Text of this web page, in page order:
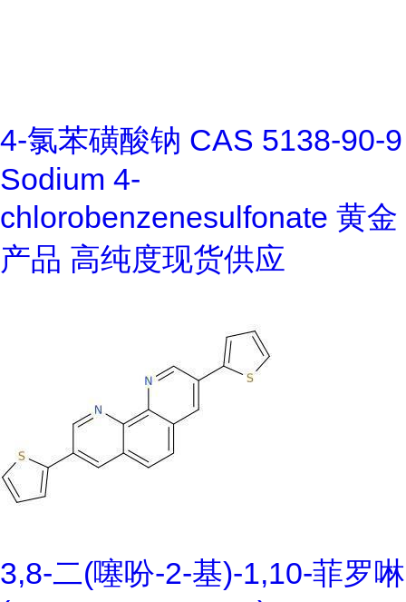
4-氯苯磺酸钠 CAS 5138-90-9
Sodium 4-
chlorobenzenesulfonate 黄金
产品 高纯度现货供应
3,8-二(噻吩-2-基)-1,10-菲罗啉